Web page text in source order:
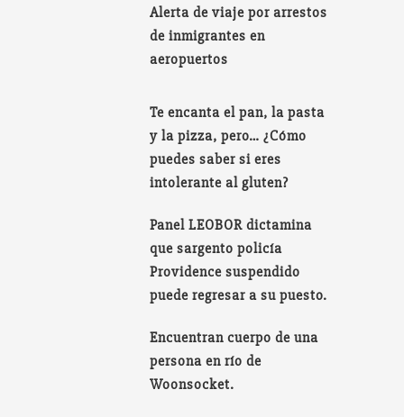
Alerta de viaje por arrestos
de inmigrantes en
aeropuertos
Te encanta el pan, la pasta
y la pizza, pero… ¿Cómo
puedes saber si eres
intolerante al gluten?
Panel LEOBOR dictamina
que sargento policía
Providence suspendido
puede regresar a su puesto.
Encuentran cuerpo de una
persona en río de
Woonsocket.